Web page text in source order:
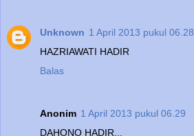
Unknown 1 April 2013 pukul 06.28
HAZRIAWATI HADIR
Balas
Anonim 1 April 2013 pukul 06.29
DAHONO HADIR...